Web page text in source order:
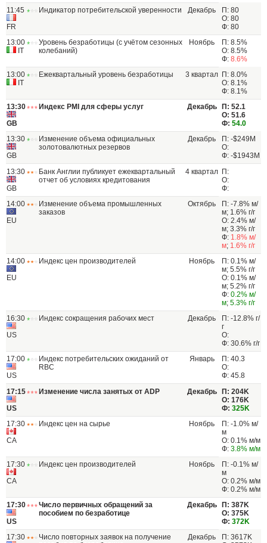
11:45
FR
Индикатор потребительской уверенности Декабрь
П: 80
О: 80
Ф: 80
13:00
IT
Уровень безработицы (с учётом сезонных
колебаний)
Ноябрь
П: 8.5%
О: 8.5%
Ф: 8.6%
13:00
IT
Ежеквартальный уровень безработицы 3 квартал П: 8.0%
О: 8.1%
Ф: 8.1%
13:30
GB
Индекс PMI для сферы услуг Декабрь
П: 52.1
О: 51.6
Ф: 54.0
13:30
GB
Изменение объема официальных
золотовалютных резервов
Декабрь
П: -$249M
О:
Ф: -$1943M
13:30
GB
Банк Англии публикует ежеквартальный
отчет об условиях кредитования
4 квартал П:
О:
Ф:
14:00
EU
Изменение объема промышленных
заказов
Октябрь
П: -7.8% м/
м; 1.6% г/г
О: 2.4% м/
м; 3.3% г/г
Ф: 1.8% м/
м; 1.6% г/г
14:00
EU
Индекс цен производителей Ноябрь
П: 0.1% м/
м; 5.5% г/г
О: 0.1% м/
м; 5.2% г/г
Ф: 0.2% м/
м; 5.3% г/г
16:30
US
Индекс сокращения рабочих мест Декабрь
П: -12.8% г/
г
О:
Ф: 30.6% г/г
17:00
US
Индекс потребительских ожиданий от
RBC
Январь
П: 40.3
О:
Ф: 45.8
17:15
US
Изменение числа занятых от ADP Декабрь
П: 204K
О: 176K
Ф: 325K
17:30
CA
Индекс цен на сырье Ноябрь
П: -1.0% м/
м
О: 0.1% м/м
Ф: 3.8% м/м
17:30
CA
Индекс цен производителей Ноябрь
П: -0.1% м/
м
О: 0.2% м/м
Ф: 0.2% м/м
17:30
US
Число первичных обращений за
пособием по безработице
Декабрь
П: 387K
О: 375K
Ф: 372K
17:30
Число повторных заявок на получение
Декабрь
П: 3617K